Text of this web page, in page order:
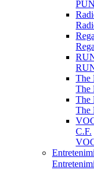
The
The
The
The
C.F.